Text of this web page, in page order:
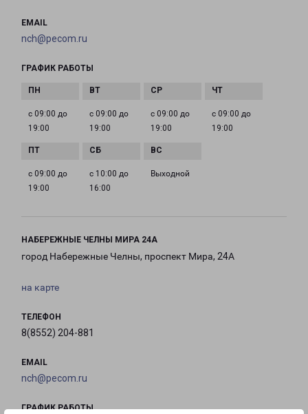
EMAIL
nch@pecom.ru
ГРАФИК РАБОТЫ
с 09:00 до
19:00
с 09:00 до
19:00
с 09:00 до
19:00
с 09:00 до
19:00
с 09:00 до
19:00
с 10:00 до
16:00
Выходной
НАБЕРЕЖНЫЕ ЧЕЛНЫ МИРА 24А
город Набережные Челны, проспект Мира, 24А
на карте
ТЕЛЕФОН
8(8552) 204-881
EMAIL
nch@pecom.ru
ГРАФИК РАБОТЫ